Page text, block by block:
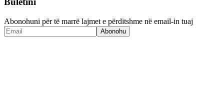
Abonohuni për të marrë lajmet e përditshme në email-in tuaj
Abonohu